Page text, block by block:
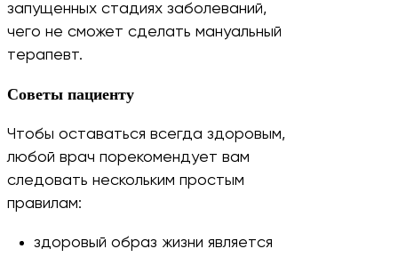
запущенных стадиях заболеваний,
чего не сможет сделать мануальный
терапевт.
Советы пациенту
Чтобы оставаться всегда здоровым,
любой врач порекомендует вам
следовать нескольким простым
правилам:
здоровый образ жизни является